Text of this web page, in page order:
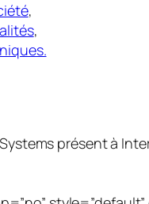
,
,